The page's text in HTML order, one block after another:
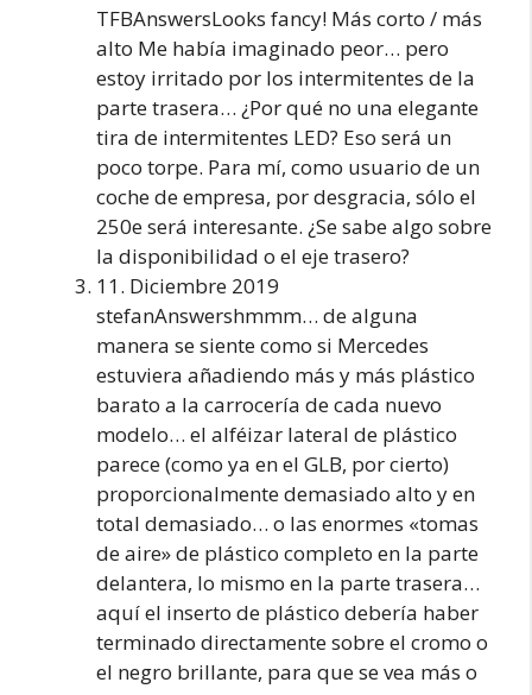
TFBAnswersLooks fancy! Más corto / más
alto Me había imaginado peor… pero
estoy irritado por los intermitentes de la
parte trasera… ¿Por qué no una elegante
tira de intermitentes LED? Eso será un
poco torpe. Para mí, como usuario de un
coche de empresa, por desgracia, sólo el
250e será interesante. ¿Se sabe algo sobre
la disponibilidad o el eje trasero?
11. Diciembre 2019
stefanAnswershmmm… de alguna
manera se siente como si Mercedes
estuviera añadiendo más y más plástico
barato a la carrocería de cada nuevo
modelo… el alféizar lateral de plástico
parece (como ya en el GLB, por cierto)
proporcionalmente demasiado alto y en
total demasiado… o las enormes «tomas
de aire» de plástico completo en la parte
delantera, lo mismo en la parte trasera…
aquí el inserto de plástico debería haber
terminado directamente sobre el cromo o
el negro brillante, para que se vea más o